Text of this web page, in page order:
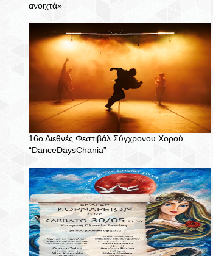
ανοιχτά»
16ο Διεθνές Φεστιβάλ Σύγχρονου Χορού
“DanceDaysChania”